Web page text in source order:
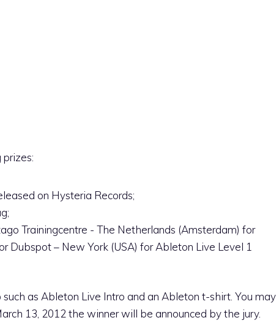
on Hysteria Records;
Trainingcentre -­ The Netherlands (Amsterdam) for
Dubspot – New York (USA) for Ableton Live Level 1
as Ableton Live Intro and an Ableton t-shirt. You may
13, 2012 the winner will be announced by the jury.